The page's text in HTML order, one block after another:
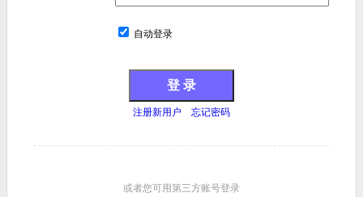
自动登录
登 录
注册新用户 忘记密码
或者您可用第三方账号登录